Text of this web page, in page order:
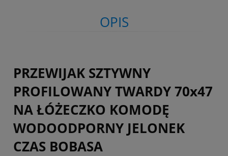
OPIS
PRZEWIJAK SZTYWNY
PROFILOWANY TWARDY 70x47
NA ŁÓŻECZKO KOMODĘ
WODOODPORNY JELONEK
CZAS BOBASA